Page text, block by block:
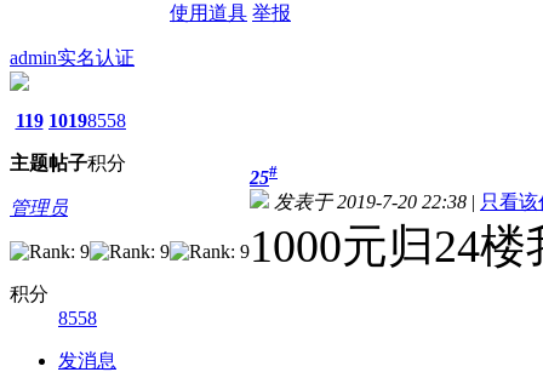
使用道具 举报
admin实名认证
119
主题
1019
帖子
8558
积分
管理员
积分
8558
发消息
25#
发表于 2019-7-20 22:38 | 只看该
1000元归24